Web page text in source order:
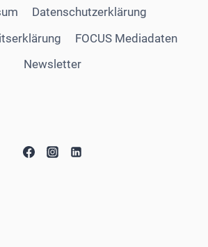
Datenschutzerklärung
FOCUS Mediadaten
Newsletter